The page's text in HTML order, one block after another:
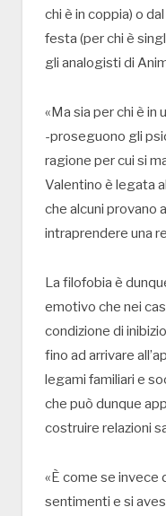
chi è in coppia) o
festa (per chi è
gli analogisti di
«Ma sia per chi è in
-proseguono gli
ragione per cui si
Valentino è legata
che alcuni provano
intraprendere una
La filofobia è
emotivo che nei
condizione di
fino ad arrivare
legami familiari e
che può dunque
costruire relazioni
«È come se invece
sentimenti e si